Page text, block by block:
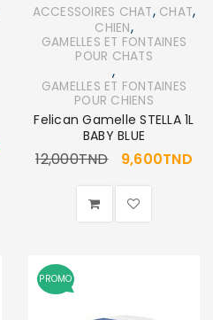
ACCESSOIRES CHAT, CHAT,
CHIEN,
GAMELLES ET FONTAINES
POUR CHATS
,
GAMELLES ET FONTAINES
POUR CHIENS
Felican Gamelle STELLA 1L
BABY BLUE
12,000TND 9,600TND
PROMO